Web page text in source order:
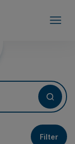
Filter